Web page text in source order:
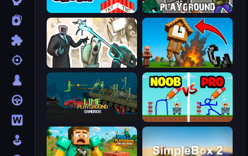
Playground
Build and Crush
Noob Fuse
Skibidi Toilets: Infection
DOP Noob: Draw to Save